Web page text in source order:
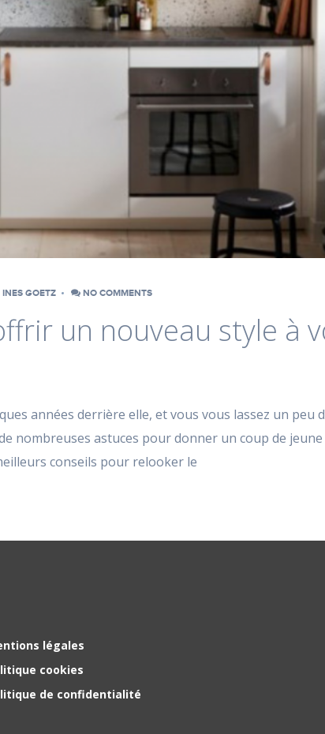
INES GOETZ NO COMMENTS
un nouveau style à
années derrière elle, et vous vous lassez un peu
nombreuses astuces pour donner un coup de
conseils pour relooker le
légales
cookies
de confidentialité